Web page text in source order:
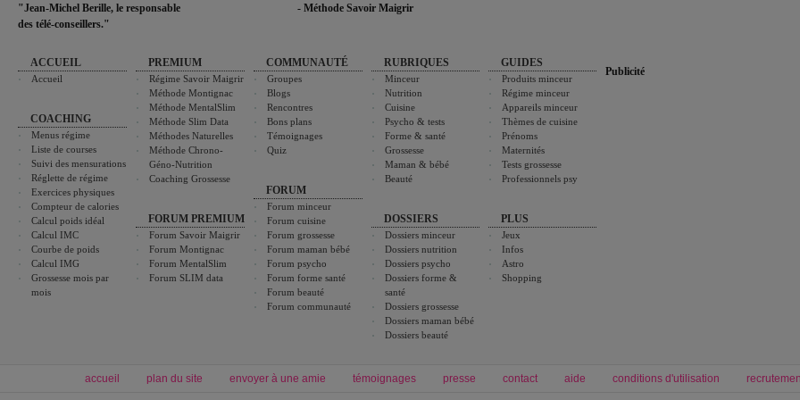
"Jean-Michel Berille, le responsable
des télé-conseillers."
- Méthode Savoir Maigrir
ACCUEIL
Accueil
COACHING
Menus régime
Liste de courses
Suivi des mensurations
Réglette de régime
Exercices physiques
Compteur de calories
Calcul poids idéal
Calcul IMC
Courbe de poids
Calcul IMG
Grossesse mois par
mois
PREMIUM
Régime Savoir Maigrir
Méthode Montignac
Méthode MentalSlim
Méthode Slim Data
Méthodes Naturelles
Méthode Chrono-
Géno-Nutrition
Coaching Grossesse
FORUM PREMIUM
Forum Savoir Maigrir
Forum Montignac
Forum MentalSlim
Forum SLIM data
COMMUNAUTÉ
Groupes
Blogs
Rencontres
Bons plans
Témoignages
Quiz
FORUM
Forum minceur
Forum cuisine
Forum grossesse
Forum maman bébé
Forum psycho
Forum forme santé
Forum beauté
Forum communauté
RUBRIQUES
Minceur
Nutrition
Cuisine
Psycho & tests
Forme & santé
Grossesse
Maman & bébé
Beauté
DOSSIERS
Dossiers minceur
Dossiers nutrition
Dossiers psycho
Dossiers forme &
santé
Dossiers grossesse
Dossiers maman bébé
Dossiers beauté
GUIDES
Produits minceur
Régime minceur
Appareils minceur
Thèmes de cuisine
Prénoms
Maternités
Tests grossesse
Professionnels psy
PLUS
Jeux
Infos
Astro
Shopping
Publicité
accueil plan du site envoyer à une amie témoignages presse contact aide conditions d'utilisation